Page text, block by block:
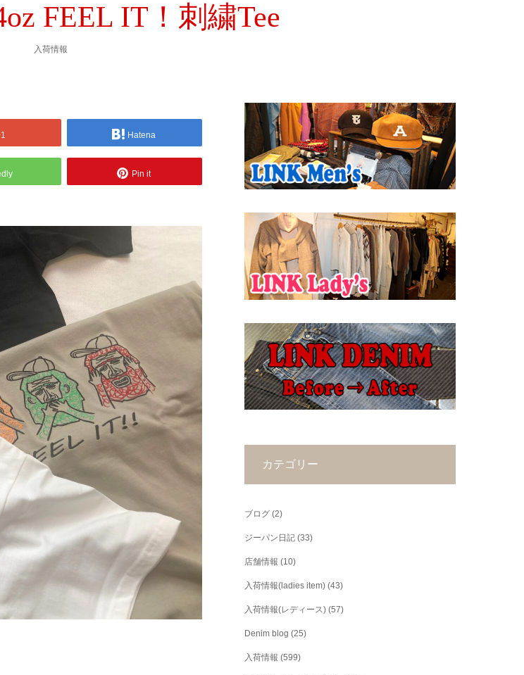
FEEL IT！刺繍Tee
入荷情報
Hatena
Pin it
カテゴリー
ブログ (2)
ジーパン日記 (33)
店舗情報 (10)
入荷情報(ladies item) (43)
入荷情報(レディース) (57)
Denim blog (25)
入荷情報 (599)